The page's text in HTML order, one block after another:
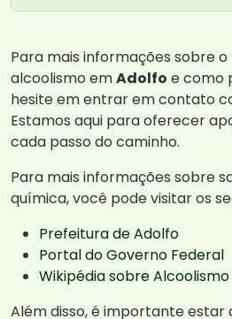
Para mais informações sobre
alcoolismo emAdolfo e como
hesite em entrar em contato
Estamos aqui para oferecer
cada passo do caminho.
Para mais informações sobre
química, você pode visitar os
Prefeitura de Adolfo
Portal do Governo Federal
Wikipédia sobre Alcoolismo
Além disso, é importante estar